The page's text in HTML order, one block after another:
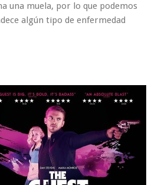
una muela, por lo que podemos
algún tipo de enfermedad